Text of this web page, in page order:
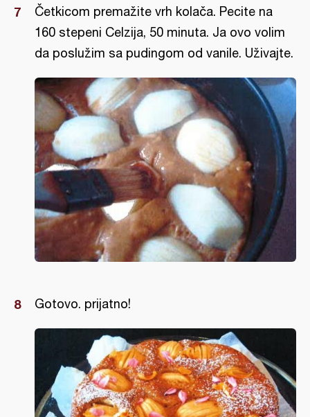
Četkicom premažite vrh kolača. Pecite na
160 stepeni Celzija, 50 minuta. Ja ovo volim
da poslužim sa pudingom od vanile. Uživajte.
Gotovo. prijatno!